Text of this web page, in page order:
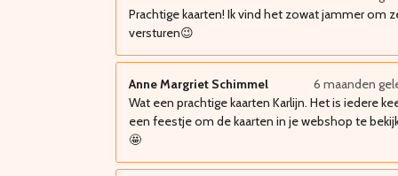
Prachtige kaarten! Ik vind het zowat jammer om
versturen😉
Anne Margriet Schimmel
6 maanden
Wat een prachtige kaarten Karlijn. Het is iedere
een feestje om de kaarten in je webshop te
🤩